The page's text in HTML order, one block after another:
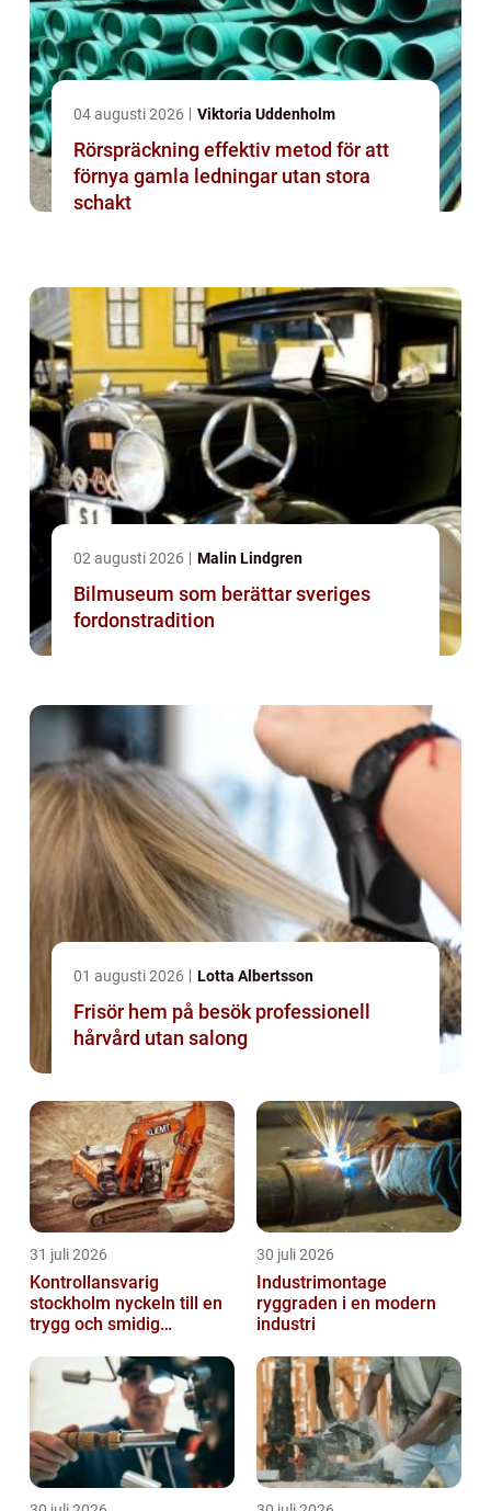
04 augusti 2026 Viktoria Uddenholm
Rörspräckning effektiv metod för att
förnya gamla ledningar utan stora
schakt
02 augusti 2026 Malin Lindgren
Bilmuseum som berättar sveriges
fordonstradition
01 augusti 2026 Lotta Albertsson
Frisör hem på besök professionell
hårvård utan salong
31 juli 2026
Kontrollansvarig
stockholm nyckeln till en
trygg och smidig
30 juli 2026
Industrimontage
ryggraden i en modern
industri